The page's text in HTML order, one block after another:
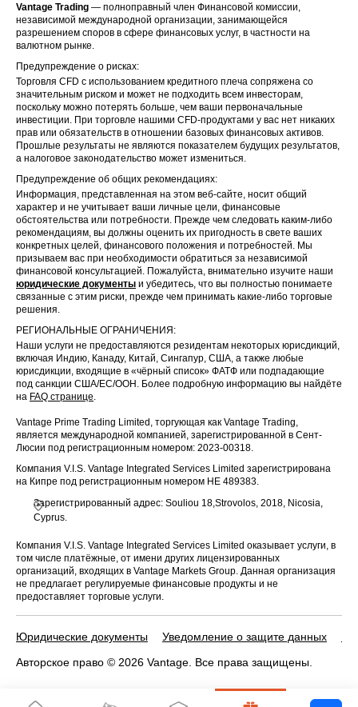
Vantage Trading — полноправный член Финансовой комиссии,
независимой международной организации, занимающейся
разрешением споров в сфере финансовых услуг, в частности на
валютном рынке.
Предупреждение о рисках:
Торговля CFD с использованием кредитного плеча сопряжена со
значительным риском и может не подходить всем инвесторам,
поскольку можно потерять больше, чем ваши первоначальные
инвестиции. При торговле нашими CFD-продуктами у вас нет никаких
прав или обязательств в отношении базовых финансовых активов.
Прошлые результаты не являются показателем будущих результатов,
а налоговое законодательство может измениться.
Предупреждение об общих рекомендациях:
Информация, представленная на этом веб-сайте, носит общий
характер и не учитывает ваши личные цели, финансовые
обстоятельства или потребности. Прежде чем следовать каким-либо
рекомендациям, вы должны оценить их пригодность в свете ваших
конкретных целей, финансового положения и потребностей. Мы
призываем вас при необходимости обратиться за независимой
финансовой консультацией. Пожалуйста, внимательно изучите наши
юридические документы и убедитесь, что вы полностью понимаете
связанные с этим риски, прежде чем принимать какие-либо торговые
решения.
РЕГИОНАЛЬНЫЕ ОГРАНИЧЕНИЯ:
Наши услуги не предоставляются резидентам некоторых юрисдикций,
включая Индию, Канаду, Китай, Сингапур, США, а также любые
юрисдикции, входящие в «чёрный список» ФАТФ или подпадающие
под санкции США/ЕС/ООН. Более подробную информацию вы найдёте
на FAQ странице.
Vantage Prime Trading Limited, торгующая как Vantage Trading,
является международной компанией, зарегистрированной в Сент-
Люсии под регистрационным номером: 2023-00318.
Компания V.I.S. Vantage Integrated Services Limited зарегистрирована
на Кипре под регистрационным номером HE 489383.
Зарегистрированный адрес: Souliou 18,Strovolos, 2018, Nicosia,
Cyprus.
Компания V.I.S. Vantage Integrated Services Limited оказывает услуги, в
том числе платёжные, от имени других лицензированных
организаций, входящих в Vantage Markets Group. Данная организация
не предлагает регулируемые финансовые продукты и не
предоставляет торговые услуги.
Юридические документы Уведомление о защите данных
Авторское право © 2026 Vantage. Все права защищены.